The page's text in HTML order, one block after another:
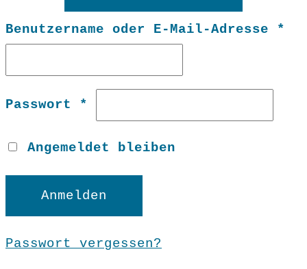
Benutzername oder E-Mail-Adresse *
Passwort *
Angemeldet bleiben
Anmelden
Passwort vergessen?